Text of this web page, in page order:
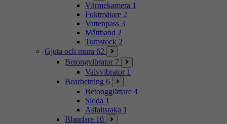
Värmekamera 1
Fuktmätare 2
Vattenpass 3
Måttband 2
Tumstock 2
Gjuta och mura 62
Betongvibrator 7
Valvvibrator 1
Bearbetning 6
Betongglättare 4
Sloda 1
Asfaltsraka 1
Blandare 10